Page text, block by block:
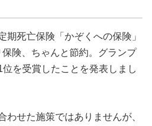
期死亡保険「かぞくへの保険」
険、ちゃんと節約。グランプ
を受賞したことを発表しまし
わせた施策ではありませんが、